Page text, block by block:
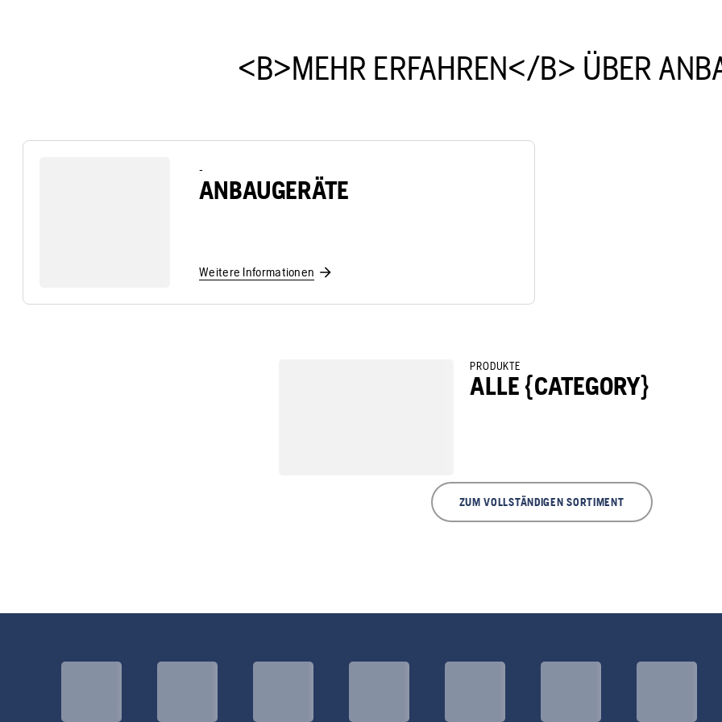
<B>MEHR ERFAHREN</B> ÜBER
-
ANBAUGERÄTE
Weitere Informationen
PRODUKTE
ALLE {CATEGORY}
ZUM VOLLSTÄNDIGEN SORTIMENT